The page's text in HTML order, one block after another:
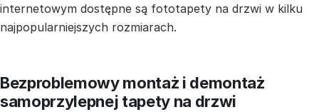
internetowym dostępne są fototapety na drzwi w kilku
najpopularniejszych rozmiarach.
Bezproblemowy montaż i demontaż
samoprzylepnej tapety na drzwi